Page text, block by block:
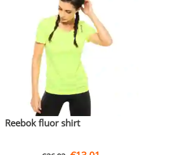
Reebok fluor shirt